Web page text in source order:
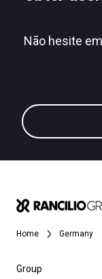
Não hesite
Home Germany
Group